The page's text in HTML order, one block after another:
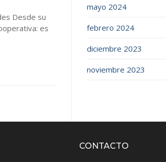
Desde su
es
mayo 2024
febrero 2024
diciembre 2023
noviembre 2023
CONTACTO